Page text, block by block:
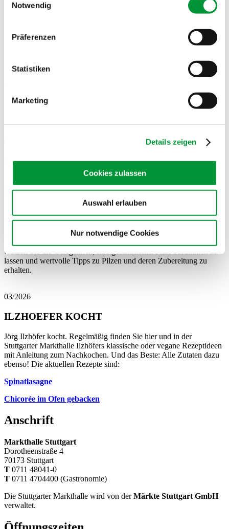
Notwendig
Präferenzen
Statistiken
Marketing
Details zeigen
Cookies zulassen
Auswahl erlauben
Nur notwendige Cookies
Hier gibt es alle Informationen zu anstehenden
und Veranstaltungen oder sonstigen Neuigkeiten.
Pilzberatung 2026
November 2026jeden Montag von16:30 bis 18:00 Uhreine
kostenlose Pilzberatung an.
Ausgenommen istMontag, der 28. September 2026, da die
Nutzen Sie die Gelegenheit, Ihre gesammelten Pilze bestimmen zu
lassen und wertvolle Tipps zu Pilzen und deren Zubereitung zu
erhalten.
03/2026
ILZHOEFER KOCHT
Jörg Ilzhöfer kocht. Regelmäßig finden Sie hier und in der
Stuttgarter Markthalle Ilzhöfers klassische oder vegane Rezeptideen
mit Anleitung zum Nachkochen. Und das Beste: Alle Zutaten dazu
ebenso! Die aktuellen Rezepte sind:
Spinatlasagne
Chicorée im Ofen gebacken
Anschrift
Markthalle Stuttgart
Dorotheenstraße 4
70173 Stuttgart
T 0711 48041-0
T 0711 4704400 (Gastronomie)
Die Stuttgarter Markthalle wird von derMärkte Stuttgart GmbH
verwaltet.